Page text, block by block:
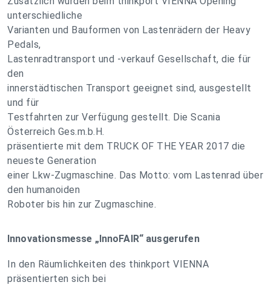
unterschiedliche
Varianten und Bauformen von Lastenrädern der Heavy
Pedals,
Lastenradtransport und -verkauf Gesellschaft, die für
den
innerstädtischen Transport geeignet sind, ausgestellt
und für
Testfahrten zur Verfügung gestellt. Die Scania
Österreich Ges.m.b.H.
präsentierte mit dem TRUCK OF THE YEAR 2017 die
neueste Generation
einer Lkw-Zugmaschine. Das Motto: vom Lastenrad über
den humanoiden
Roboter bis hin zur Zugmaschine.
Innovationsmesse „InnoFAIR“ ausgerufen
In den Räumlichkeiten des thinkport VIENNA
präsentierten sich bei